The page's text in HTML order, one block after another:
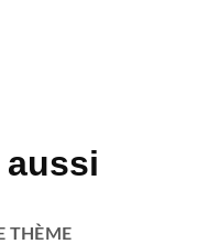
THÈME